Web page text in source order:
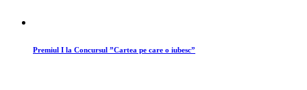
Premiul I la Concursul ”Cartea pe care o iubesc”